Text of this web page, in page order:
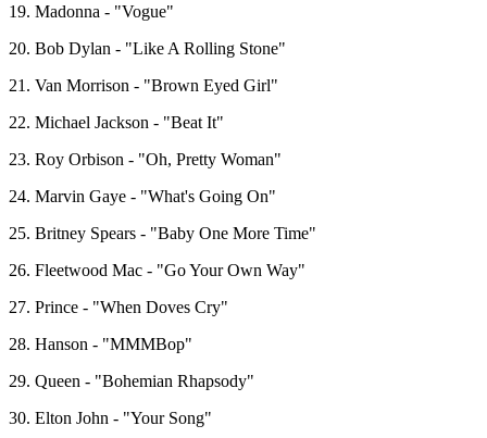
19. Madonna - "Vogue"
20. Bob Dylan - "Like A Rolling Stone"
21. Van Morrison - "Brown Eyed Girl"
22. Michael Jackson - "Beat It"
23. Roy Orbison - "Oh, Pretty Woman"
24. Marvin Gaye - "What's Going On"
25. Britney Spears - "Baby One More Time"
26. Fleetwood Mac - "Go Your Own Way"
27. Prince - "When Doves Cry"
28. Hanson - "MMMBop"
29. Queen - "Bohemian Rhapsody"
30. Elton John - "Your Song"